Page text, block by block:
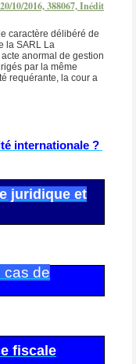
10/2016, 388067, Inédit
caractère délibéré de
la SARL La
anormal de gestion
par la même
requérante, la cour a
internationale ?
juridique et
cas de
fiscale